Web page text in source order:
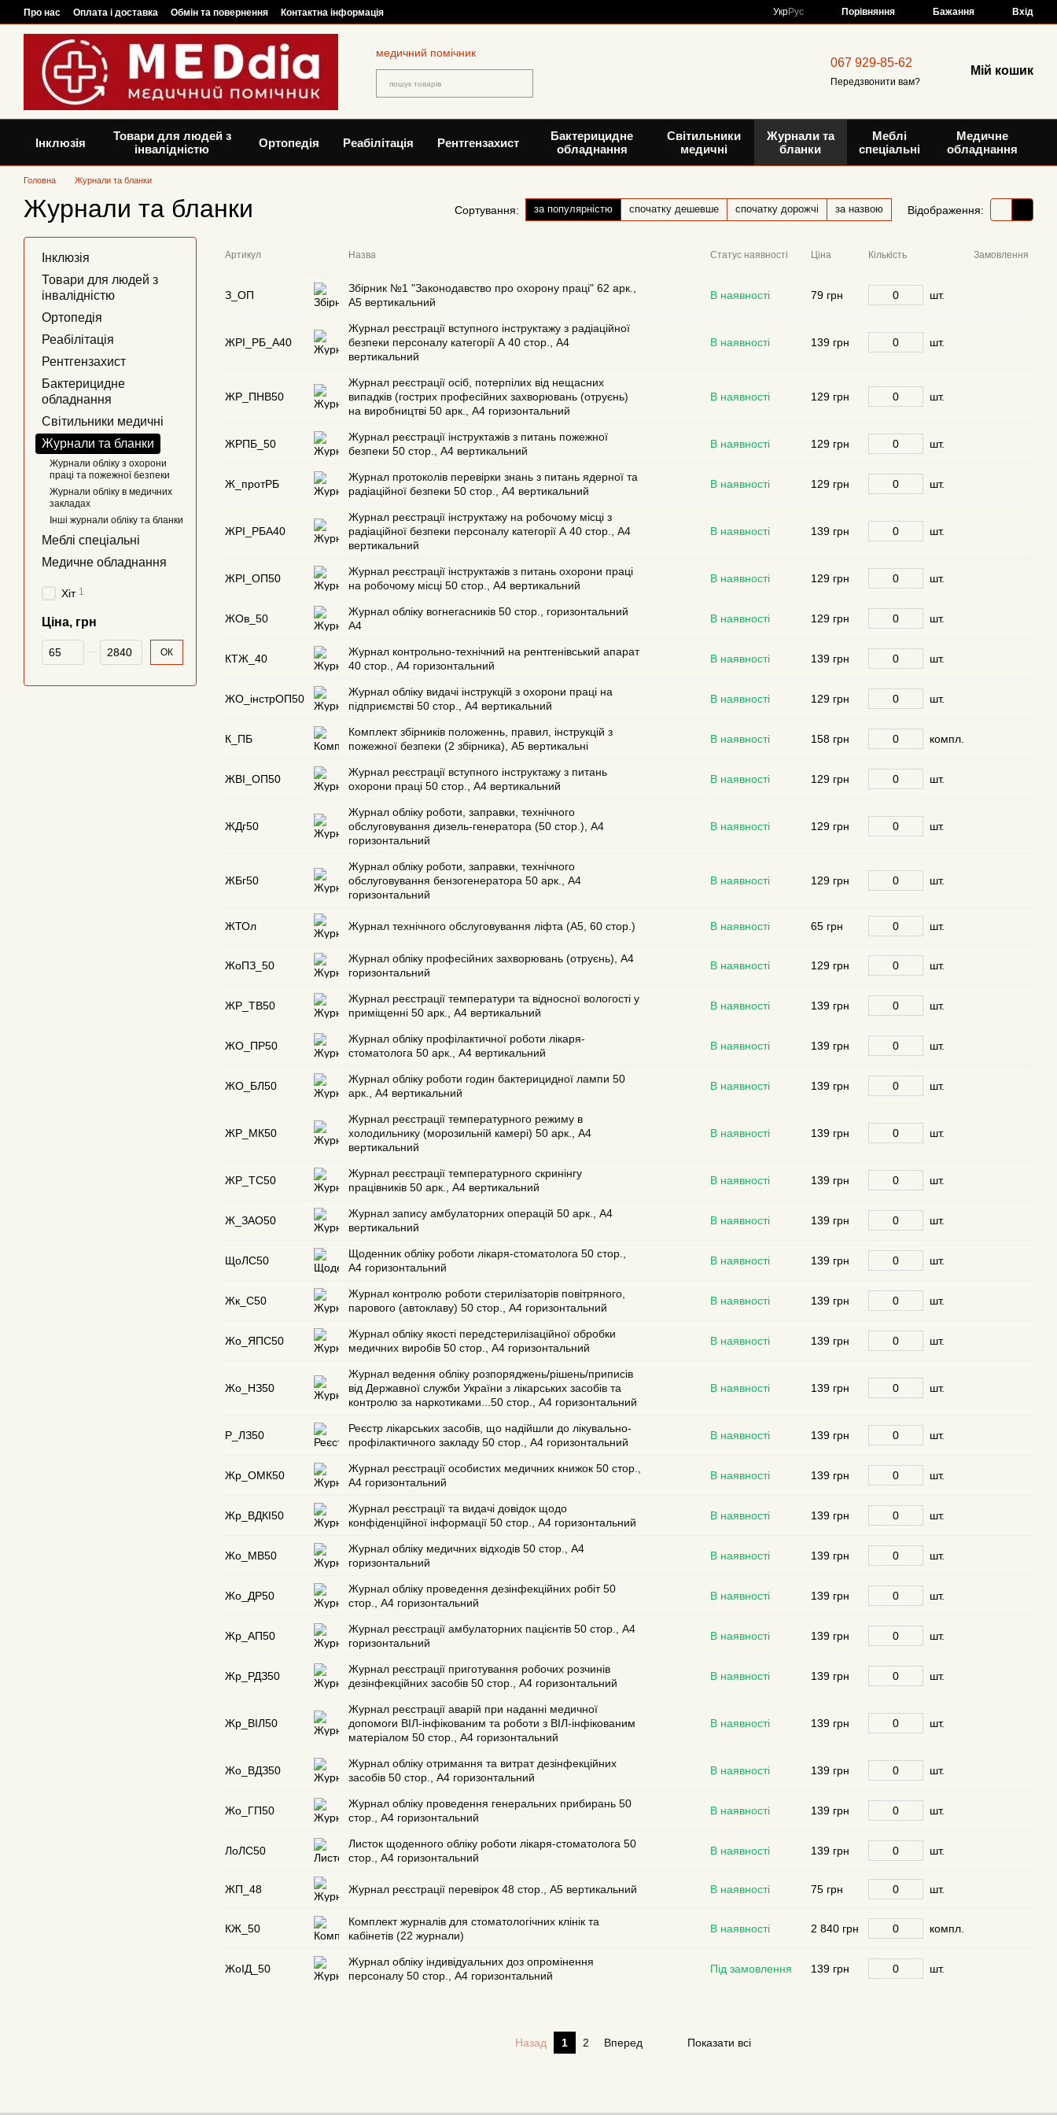
Перейти до основного контенту
Про нас Оплата і доставка Обмін та повернення Контактна інформація УкрРус Порівняння Бажання Вхід
медичний помічник
067 929-85-62
Передзвонити вам?
Мій кошик
Інклюзія
Товари для людей з
інвалідністю
Ортопедія Реабілітація Рентгензахист
Бактерицидне
обладнання
Світильники
медичні
Журнали та
бланки
Меблі
спеціальні
Медичне
обладнання
Головна Журнали та бланки
Журнали та бланки Сортування: за популярністю спочатку дешевше спочатку дорожчі за назвою Відображення:
Артикул Назва Статус наявності Ціна Кількість Замовлення
З_ОП
Збірник №1 "Законодавство про охорону праці" 62 арк.,
А5 вертикальний
В наявності 79 грн шт.
ЖРІ_РБ_А40
Журнал реєстрації вступного інструктажу з радіаційної
безпеки персоналу категорії А 40 стор., А4
вертикальний
В наявності 139 грн шт.
ЖР_ПНВ50
Журнал реєстрації осіб, потерпілих від нещасних
випадків (гострих професійних захворювань (отруєнь)
на виробництві 50 арк., А4 горизонтальний
В наявності 129 грн шт.
ЖРПБ_50
Журнал реєстрації інструктажів з питань пожежної
безпеки 50 стор., А4 вертикальний
В наявності 129 грн шт.
Ж_протРБ
Журнал протоколів перевірки знань з питань ядерної та
радіаційної безпеки 50 стор., А4 вертикальний
В наявності 129 грн шт.
ЖРІ_РБА40
Журнал реєстрації інструктажу на робочому місці з
радіаційної безпеки персоналу категорії А 40 стор., А4
вертикальний
В наявності 139 грн шт.
ЖРІ_ОП50
Журнал реєстрації інструктажів з питань охорони праці
на робочому місці 50 стор., А4 вертикальний
В наявності 129 грн шт.
ЖОв_50
Журнал обліку вогнегасників 50 стор., горизонтальний
А4
В наявності 129 грн шт.
КТЖ_40
Журнал контрольно-технічний на рентгенівський апарат
40 стор., А4 горизонтальний
В наявності 139 грн шт.
ЖО_інстрОП50
Журнал обліку видачі інструкцій з охорони праці на
підприємстві 50 стор., А4 вертикальний
В наявності 129 грн шт.
К_ПБ
Комплект збірників положеннь, правил, інструкцій з
пожежної безпеки (2 збірника), А5 вертикальні
В наявності 158 грн компл.
ЖВІ_ОП50
Журнал реєстрації вступного інструктажу з питань
охорони праці 50 стор., А4 вертикальний
В наявності 129 грн шт.
ЖДг50
Журнал обліку роботи, заправки, технічного
обслуговування дизель-генератора (50 стор.), А4
горизонтальний
В наявності 129 грн шт.
ЖБг50
Журнал обліку роботи, заправки, технічного
обслуговування бензогенератора 50 арк., А4
горизонтальний
В наявності 129 грн шт.
ЖТОл Журнал технічного обслуговування ліфта (А5, 60 стор.) В наявності 65 грн шт.
ЖоПЗ_50
Журнал обліку професійних захворювань (отруєнь), А4
горизонтальний
В наявності 129 грн шт.
ЖР_ТВ50
Журнал реєстрації температури та відносної вологості у
приміщенні 50 арк., А4 вертикальний
В наявності 139 грн шт.
ЖО_ПР50
Журнал обліку профілактичної роботи лікаря-
стоматолога 50 арк., А4 вертикальний
В наявності 139 грн шт.
ЖО_БЛ50
Журнал обліку роботи годин бактерицидної лампи 50
арк., А4 вертикальний
В наявності 139 грн шт.
ЖР_МК50
Журнал реєстрації температурного режиму в
холодильнику (морозильній камері) 50 арк., А4
вертикальний
В наявності 139 грн шт.
ЖР_ТС50
Журнал реєстрації температурного скринінгу
працівників 50 арк., А4 вертикальний
В наявності 139 грн шт.
Ж_ЗАО50
Журнал запису амбулаторних операцій 50 арк., А4
вертикальний
В наявності 139 грн шт.
ЩоЛС50
Щоденник обліку роботи лікаря-стоматолога 50 стор.,
А4 горизонтальний
В наявності 139 грн шт.
Жк_С50
Журнал контролю роботи стерилізаторів повітряного,
парового (автоклаву) 50 стор., А4 горизонтальний
В наявності 139 грн шт.
Жо_ЯПС50
Журнал обліку якості передстерилізаційної обробки
медичних виробів 50 стор., А4 горизонтальний
В наявності 139 грн шт.
Жо_НЗ50
Журнал ведення обліку розпоряджень/рішень/приписів
від Державної служби України з лікарських засобів та
контролю за наркотиками...50 стор., А4 горизонтальний
В наявності 139 грн шт.
Р_ЛЗ50
Реєстр лікарських засобів, що надійшли до лікувально-
профілактичного закладу 50 стор., А4 горизонтальний
В наявності 139 грн шт.
Жр_ОМК50
Журнал реєстрації особистих медичних книжок 50 стор.,
А4 горизонтальний
В наявності 139 грн шт.
Жр_ВДКІ50
Журнал реєстрації та видачі довідок щодо
конфіденційної інформації 50 стор., А4 горизонтальний
В наявності 139 грн шт.
Жо_МВ50
Журнал обліку медичних відходів 50 стор., А4
горизонтальний
В наявності 139 грн шт.
Жо_ДР50
Журнал обліку проведення дезінфекційних робіт 50
стор., А4 горизонтальний
В наявності 139 грн шт.
Жр_АП50
Журнал реєстрації амбулаторних пацієнтів 50 стор., А4
горизонтальний
В наявності 139 грн шт.
Жр_РДЗ50
Журнал реєстрації приготування робочих розчинів
дезінфекційних засобів 50 стор., А4 горизонтальний
В наявності 139 грн шт.
Жр_ВІЛ50
Журнал реєстрації аварій при наданні медичної
допомоги ВІЛ-інфікованим та роботи з ВІЛ-інфікованим
матеріалом 50 стор., А4 горизонтальний
В наявності 139 грн шт.
Жо_ВДЗ50
Журнал обліку отримання та витрат дезінфекційних
засобів 50 стор., А4 горизонтальний
В наявності 139 грн шт.
Жо_ГП50
Журнал обліку проведення генеральних прибирань 50
стор., А4 горизонтальний
В наявності 139 грн шт.
ЛоЛС50
Листок щоденного обліку роботи лікаря-стоматолога 50
стор., А4 горизонтальний
В наявності 139 грн шт.
ЖП_48 Журнал реєстрації перевірок 48 стор., А5 вертикальний В наявності 75 грн шт.
КЖ_50
Комплект журналів для стоматологічних клінік та
кабінетів (22 журнали)
В наявності 2 840 грн компл.
ЖоІД_50
Журнал обліку індивідуальних доз опромінення
персоналу 50 стор., А4 горизонтальний
Під замовлення 139 грн шт.
Назад 1 2 Вперед Показати всі
Інклюзія
Товари для людей з
інвалідністю
Ортопедія
Реабілітація
Рентгензахист
Бактерицидне
обладнання
Світильники медичні
Журнали та бланки
Журнали обліку з охорони
праці та пожежної безпеки
Журнали обліку в медичних
закладах
Інші журнали обліку та бланки
Меблі спеціальні
Медичне обладнання
Хіт 1
Ціна, грн
Від Ціна, грн
До Ціна, грн ОК